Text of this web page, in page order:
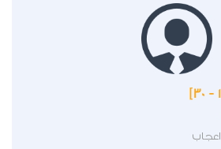
اعجاب